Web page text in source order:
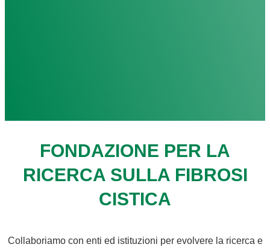
FONDAZIONE PER LA
RICERCA SULLA FIBROSI
CISTICA
Collaboriamo con enti ed istituzioni per evolvere la ricerca e